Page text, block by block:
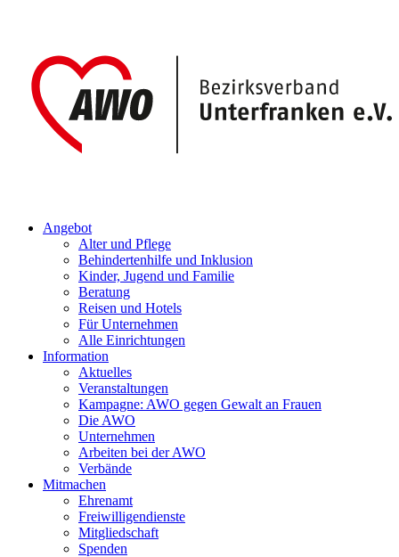
Angebot
Alter und Pflege
Behindertenhilfe und Inklusion
Kinder, Jugend und Familie
Beratung
Reisen und Hotels
Für Unternehmen
Alle Einrichtungen
Information
Aktuelles
Veranstaltungen
Kampagne: AWO gegen Gewalt an Frauen
Die AWO
Unternehmen
Arbeiten bei der AWO
Verbände
Mitmachen
Ehrenamt
Freiwilligendienste
Mitgliedschaft
Spenden